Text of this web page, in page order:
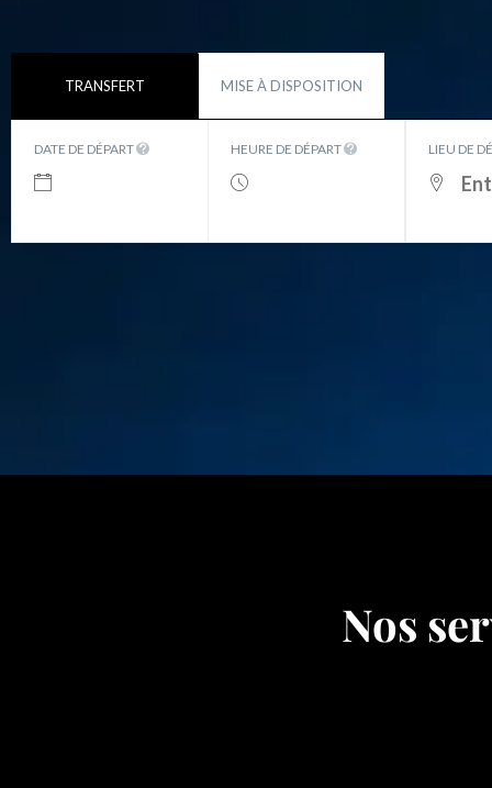
TRANSFERT MISE À DISPOSITION
DATE DE DÉPART HEURE DE DÉPART LIEU DE
Nos